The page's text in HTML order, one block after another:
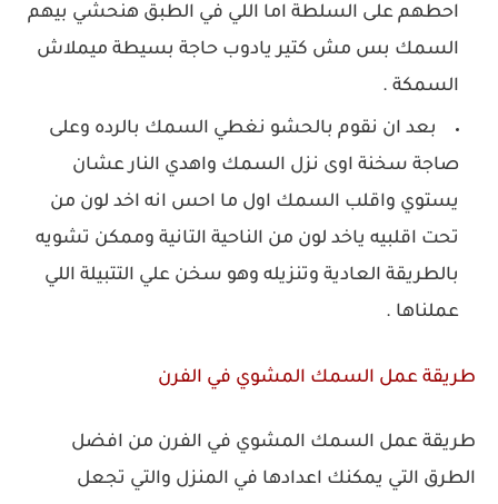
احطهم على السلطة اما اللي في الطبق هنحشي بيهم
السمك بس مش كتير يادوب حاجة بسيطة ميملاش
السمكة .
بعد ان نقوم بالحشو نغطي السمك بالرده وعلى
صاجة سخنة اوى نزل السمك واهدي النار عشان
يستوي واقلب السمك اول ما احس انه اخد لون من
تحت اقلبيه ياخد لون من الناحية التانية وممكن تشويه
بالطريقة العادية وتنزيله وهو سخن علي التتبيلة اللي
عملناها .
طريقة عمل السمك المشوي في الفرن
طريقة عمل السمك المشوي في الفرن من افضل
الطرق التي يمكنك اعدادها في المنزل والتي تجعل